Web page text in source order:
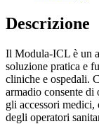
Descrizione
Il Modula-ICL è un
soluzione pratica e
cliniche e ospedali.
armadio consente
gli accessori
degli operatori